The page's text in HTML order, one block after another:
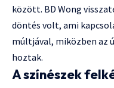
között. BD Wong
döntés volt, ami
múltjával, miközben az
hoztak.
A színészek